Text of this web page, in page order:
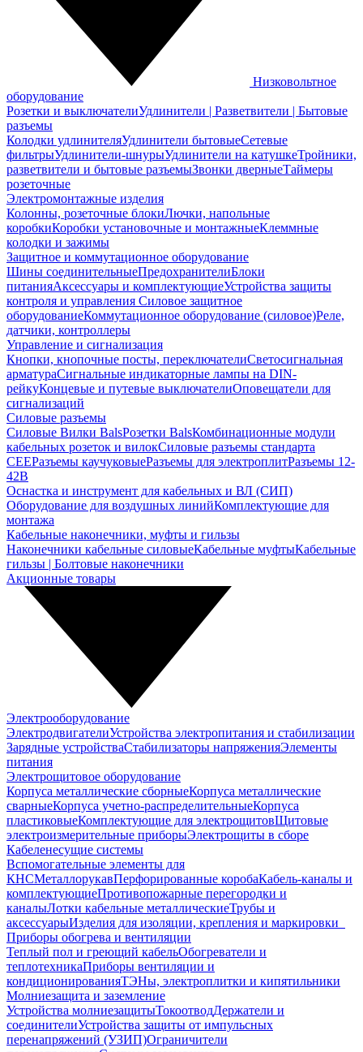
Низковольтное
оборудование
Розетки и выключателиУдлинители | Разветвители | Бытовые
разъемы
Колодки удлинителяУдлинители бытовыеСетевые
фильтрыУдлинители-шнурыУдлинители на катушкеТройники,
разветвители и бытовые разъемыЗвонки дверныеТаймеры
розеточные
Электромонтажные изделия
Колонны, розеточные блокиЛючки, напольные
коробкиКоробки установочные и монтажныеКлеммные
колодки и зажимы
Защитное и коммутационное оборудование
Шины соединительныеПредохранителиБлоки
питанияАксессуары и комплектующиеУстройства защиты
контроля и управления Силовое защитное
оборудованиеКоммутационное оборудование (силовое)Реле,
датчики, контроллеры
Управление и сигнализация
Кнопки, кнопочные посты, переключателиСветосигнальная
арматураСигнальные индикаторные лампы на DIN-
рейкуКонцевые и путевые выключателиОповещатели для
сигнализаций
Силовые разъемы
Силовые Вилки BalsРозетки BalsКомбинационные модули
кабельных розеток и вилокСиловые разъемы стандарта
CEEРазъемы каучуковыеРазъемы для электроплитРазъемы 12-
42В
Оснастка и инструмент для кабельных и ВЛ (СИП)
Оборудование для воздушных линийКомплектующие для
монтажа
Кабельные наконечники, муфты и гильзы
Наконечники кабельные силовыеКабельные муфтыКабельные
гильзы | Болтовые наконечники
Акционные товары
Электрооборудование
ЭлектродвигателиУстройства электропитания и стабилизации
Зарядные устройстваСтабилизаторы напряженияЭлементы
питания
Электрощитовое оборудование
Корпуса металлические сборныеКорпуса металлические
сварныеКорпуса учетно-распределительныеКорпуса
пластиковыеКомплектующие для электрощитовЩитовые
электроизмерительные приборыЭлектрощиты в сборе
Кабеленесущие системы
Вспомогательные элементы для
КНСМеталлорукавПерфорированные коробаКабель-каналы и
комплектующиеПротивопожарные перегородки и
каналыЛотки кабельные металлическиеТрубы и
аксессуарыИзделия для изоляции, крепления и маркировки
Приборы обогрева и вентиляции
Теплый пол и греющий кабельОбогреватели и
теплотехникаПриборы вентиляции и
кондиционированияТЭНы, электроплитки и кипятильники
Молниезащита и заземление
Устройства молниезащитыТокоотводДержатели и
соединителиУстройства защиты от импульсных
перенапряжений (УЗИП)Ограничители